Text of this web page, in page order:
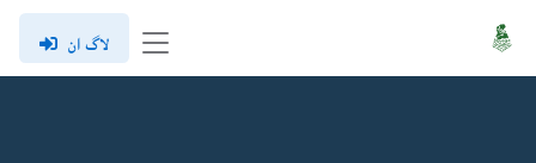
لاگ ان